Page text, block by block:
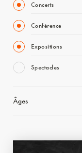
Concerts
Conférence
Expositions
Spectacles
Âges